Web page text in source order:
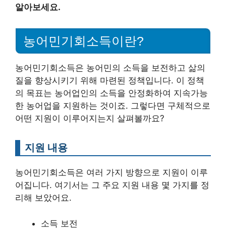
알아보세요.
농어민기회소득이란?
농어민기회소득은 농어민의 소득을 보전하고 삶의
질을 향상시키기 위해 마련된 정책입니다. 이 정책
의 목표는 농어업인의 소득을 안정화하여 지속가능
한 농어업을 지원하는 것이죠. 그렇다면 구체적으로
어떤 지원이 이루어지는지 살펴볼까요?
지원 내용
농어민기회소득은 여러 가지 방향으로 지원이 이루
어집니다. 여기서는 그 주요 지원 내용 몇 가지를 정
리해 보았어요.
소득 보전